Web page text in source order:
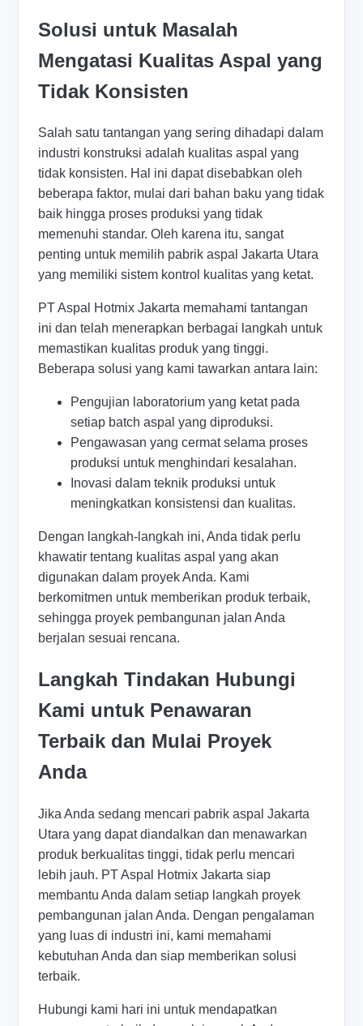
Solusi untuk Masalah
Mengatasi Kualitas Aspal yang
Tidak Konsisten
Salah satu tantangan yang sering dihadapi dalam
industri konstruksi adalah kualitas aspal yang
tidak konsisten. Hal ini dapat disebabkan oleh
beberapa faktor, mulai dari bahan baku yang tidak
baik hingga proses produksi yang tidak
memenuhi standar. Oleh karena itu, sangat
penting untuk memilih pabrik aspal Jakarta Utara
yang memiliki sistem kontrol kualitas yang ketat.
PT Aspal Hotmix Jakarta memahami tantangan
ini dan telah menerapkan berbagai langkah untuk
memastikan kualitas produk yang tinggi.
Beberapa solusi yang kami tawarkan antara lain:
Pengujian laboratorium yang ketat pada
setiap batch aspal yang diproduksi.
Pengawasan yang cermat selama proses
produksi untuk menghindari kesalahan.
Inovasi dalam teknik produksi untuk
meningkatkan konsistensi dan kualitas.
Dengan langkah-langkah ini, Anda tidak perlu
khawatir tentang kualitas aspal yang akan
digunakan dalam proyek Anda. Kami
berkomitmen untuk memberikan produk terbaik,
sehingga proyek pembangunan jalan Anda
berjalan sesuai rencana.
Langkah Tindakan Hubungi
Kami untuk Penawaran
Terbaik dan Mulai Proyek
Anda
Jika Anda sedang mencari pabrik aspal Jakarta
Utara yang dapat diandalkan dan menawarkan
produk berkualitas tinggi, tidak perlu mencari
lebih jauh. PT Aspal Hotmix Jakarta siap
membantu Anda dalam setiap langkah proyek
pembangunan jalan Anda. Dengan pengalaman
yang luas di industri ini, kami memahami
kebutuhan Anda dan siap memberikan solusi
terbaik.
Hubungi kami hari ini untuk mendapatkan